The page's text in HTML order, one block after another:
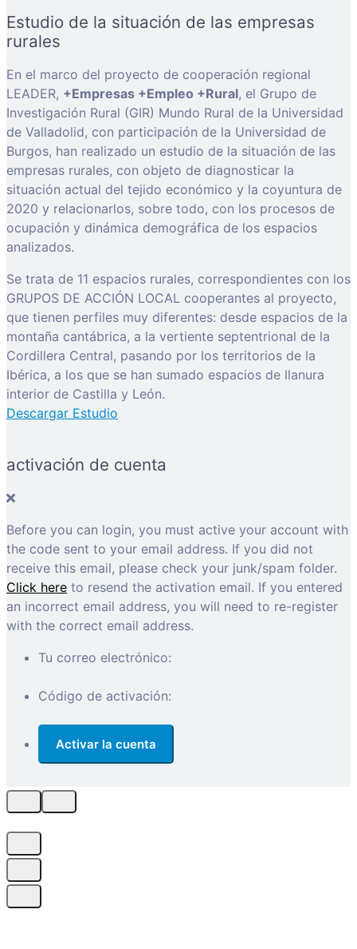
Estudio de la situación de las empresas
rurales
En el marco del proyecto de cooperación regional
LEADER, +Empresas +Empleo +Rural, el Grupo de
Investigación Rural (GIR) Mundo Rural de la Universidad
de Valladolid, con participación de la Universidad de
Burgos, han realizado un estudio de la situación de las
empresas rurales, con objeto de diagnosticar la
situación actual del tejido económico y la coyuntura de
2020 y relacionarlos, sobre todo, con los procesos de
ocupación y dinámica demográfica de los espacios
analizados.
Se trata de 11 espacios rurales, correspondientes con los
GRUPOS DE ACCIÓN LOCAL cooperantes al proyecto,
que tienen perfiles muy diferentes: desde espacios de la
montaña cantábrica, a la vertiente septentrional de la
Cordillera Central, pasando por los territorios de la
Ibérica, a los que se han sumado espacios de llanura
interior de Castilla y León.
Descargar Estudio
activación de cuenta
Before you can login, you must active your account with
the code sent to your email address. If you did not
receive this email, please check your junk/spam folder.
Click here to resend the activation email. If you entered
an incorrect email address, you will need to re-register
with the correct email address.
Tu correo electrónico:
Código de activación: